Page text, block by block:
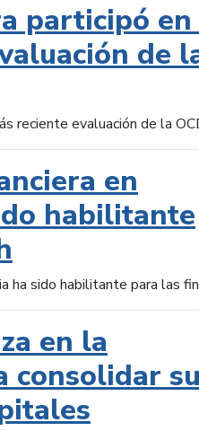
participó
de
reciente evaluación de la
en
habilitante
ha sido habilitante para las
en la
consolidar